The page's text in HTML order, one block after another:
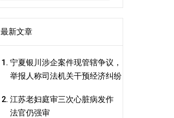
最新文章
宁夏银川涉企案件现管辖争议，
举报人称司法机关干预经济纠纷
江苏老妇庭审三次心脏病发作
法官仍强审